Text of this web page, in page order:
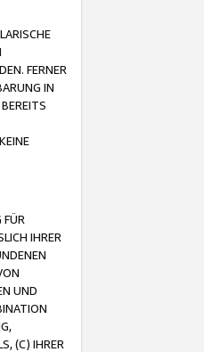
FERNER
IN
IHRER
UND
(C) IHRER